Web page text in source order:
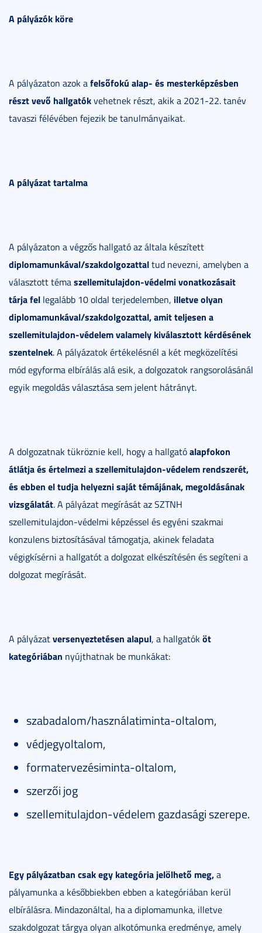
A pályázók köre
A pályázaton azok afelsőfokú alap- és mesterképzésben
részt vevő hallgatókvehetnek részt, akik a 2021-22. tanév
tavaszi félévében fejezik be tanulmányaikat.
A pályázat tartalma
A pályázaton a végzős hallgató az általa készített
diplomamunkával/szakdolgozattaltud nevezni, amelyben a
választott témaszellemitulajdon-védelmi vonatkozásait
tárja fel legalább 10 oldal terjedelemben, illetve olyan
diplomamunkával/szakdolgozattal, amit teljesen a
szellemitulajdon-védelem valamely kiválasztott kérdésének
szentelnek. A pályázatok értékelésnél a két megközelítési
mód egyforma elbírálás alá esik, a dolgozatok rangsorolásánál
egyik megoldás választása sem jelent hátrányt.
A dolgozatnak tükröznie kell, hogy a hallgatóalapfokon
átlátja és értelmezi a szellemitulajdon-védelem rendszerét,
és ebben el tudja helyezni saját témájának, megoldásának
vizsgálatát. A pályázat megírását az SZTNH
szellemitulajdon-védelmi képzéssel és egyéni szakmai
konzulens biztosításával támogatja, akinek feladata
végigkísérni a hallgatót a dolgozat elkészítésén és segíteni a
dolgozat megírását.
A pályázatversenyeztetésen alapul, a hallgatóköt
kategóriában nyújthatnak be munkákat:
szabadalom/használatiminta-oltalom,
védjegyoltalom,
formatervezésiminta-oltalom,
szerzői jog
szellemitulajdon-védelem gazdasági szerepe.
Egy pályázatban csak egy kategória jelölhető meg,a
pályamunka a későbbiekben ebben a kategóriában kerül
elbírálásra. Mindazonáltal, ha a diplomamunka, illetve
szakdolgozat tárgya olyan alkotómunka eredménye, amely